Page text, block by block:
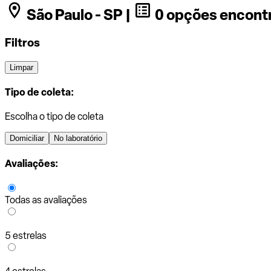
São Paulo - SP |
0 opções
Filtros
Limpar
Tipo de coleta:
Escolha o tipo de coleta
Domiciliar No laboratório
Avaliações:
Todas as avaliações
5 estrelas